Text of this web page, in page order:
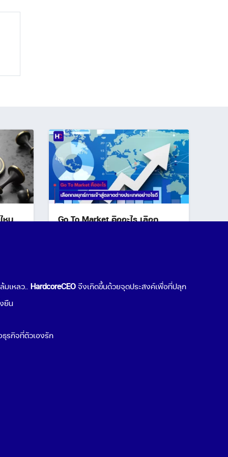
หน
Go To Market คืออะไร เลือก
มเหลว.. HardcoreCEOจึงเกิดขึ้นด้วยจุดประสงค์เพื่อที่ปลุก
ยืน
รกิจที่ตัวเองรัก